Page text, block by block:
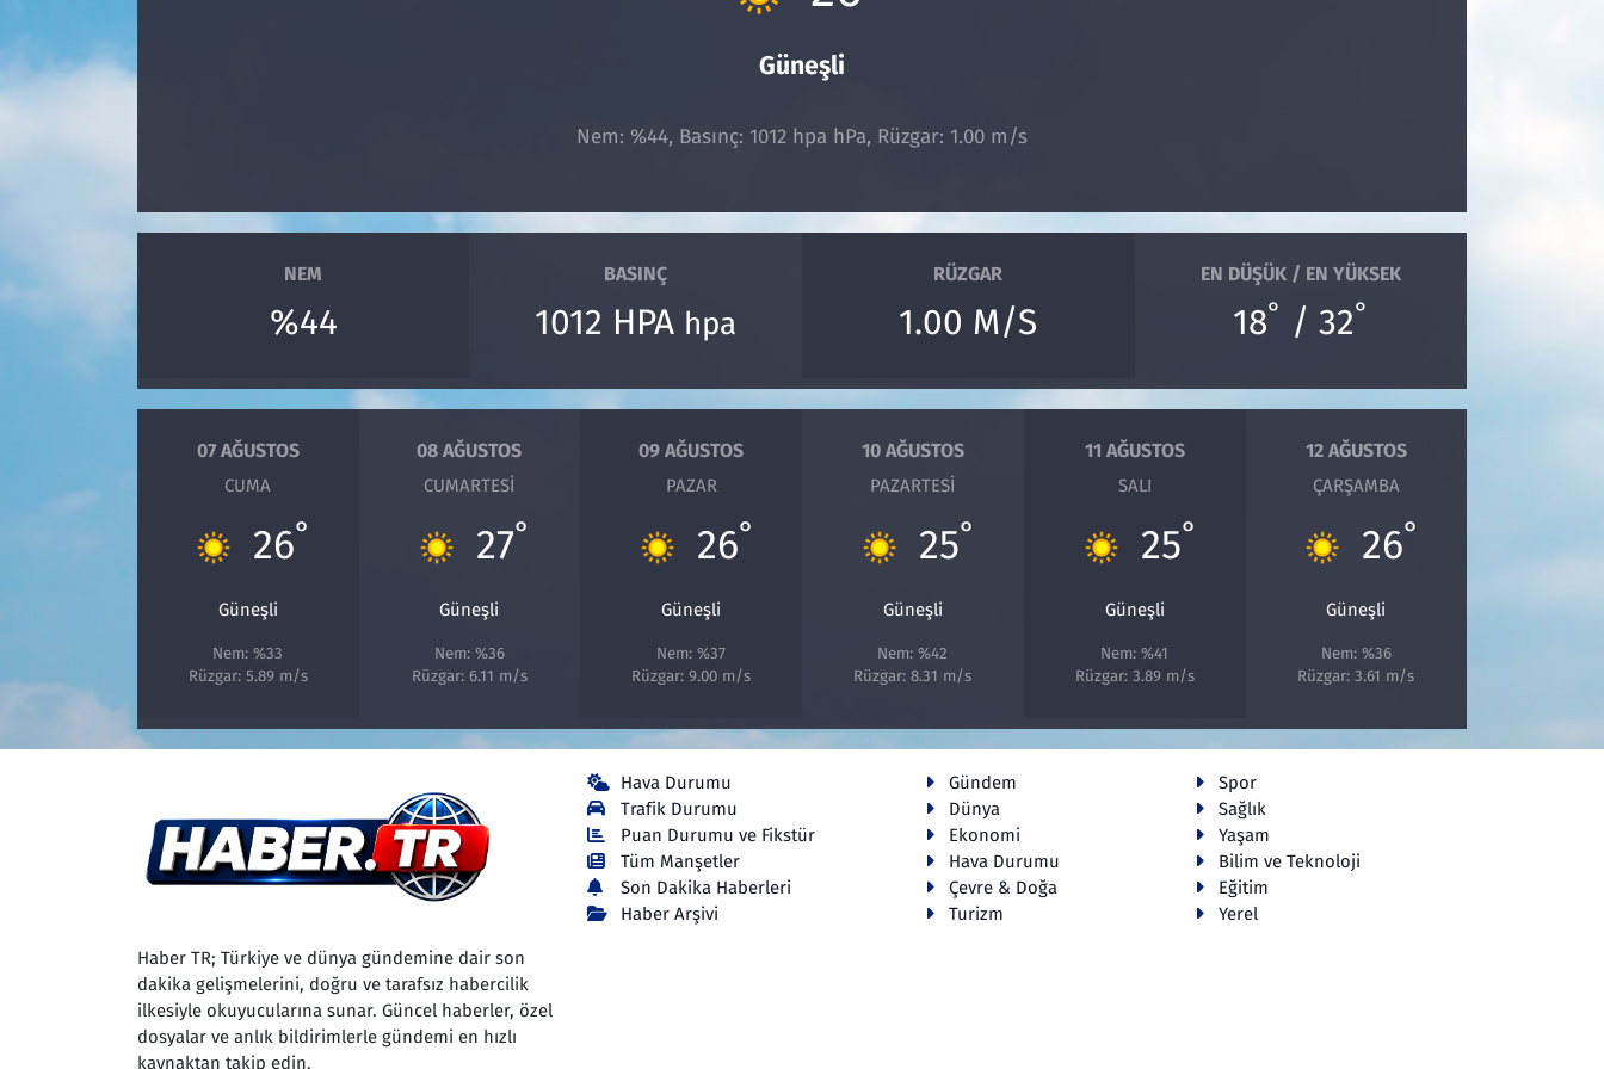
Güneşli
Nem: %44, Basınç: 1012 hpa hPa, Rüzgar: 1.00 m/s
NEM
%44
BASINÇ
1012 HPA hpa
RÜZGAR
1.00 M/S
EN DÜŞÜK / EN YÜKSEK
18° / 32°
07 AĞUSTOS
CUMA
26°
Güneşli
Nem: %33
Rüzgar: 5.89 m/s
08 AĞUSTOS
CUMARTESI
27°
Güneşli
Nem: %36
Rüzgar: 6.11 m/s
09 AĞUSTOS
PAZAR
26°
Güneşli
Nem: %37
Rüzgar: 9.00 m/s
10 AĞUSTOS
PAZARTESI
25°
Güneşli
Nem: %42
Rüzgar: 8.31 m/s
11 AĞUSTOS
SALI
25°
Güneşli
Nem: %41
Rüzgar: 3.89 m/s
12 AĞUSTOS
ÇARŞAMBA
26°
Güneşli
Nem: %36
Rüzgar: 3.61 m/s
Haber TR; Türkiye ve dünya gündemine dair son
dakika gelişmelerini, doğru ve tarafsız habercilik
ilkesiyle okuyucularına sunar. Güncel haberler, özel
dosyalar ve anlık bildirimlerle gündemi en hızlı
kaynaktan takip edin.
Hava Durumu
Trafik Durumu
Puan Durumu ve Fikstür
Tüm Manşetler
Son Dakika Haberleri
Haber Arşivi
Gündem
Spor
Dünya
Sağlık
Ekonomi
Yaşam
Hava Durumu
Bilim ve Teknoloji
Çevre & Doğa
Eğitim
Turizm
Yerel
Çevre & Doğa